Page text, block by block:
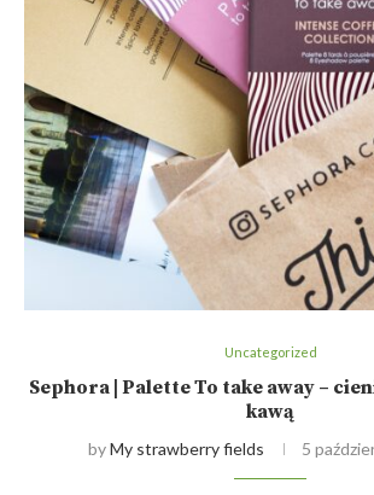
Uncategorized
Sephora | Palette To take away –
kawą
byMy strawberry fields 5